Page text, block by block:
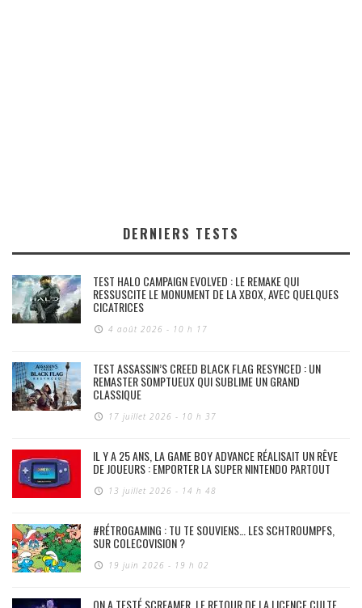
DERNIERS TESTS
TEST HALO CAMPAIGN EVOLVED : LE REMAKE QUI
RESSUSCITE LE MONUMENT DE LA XBOX, AVEC QUELQUES
CICATRICES
4 août 2026 - 10 h 17
TEST ASSASSIN’S CREED BLACK FLAG RESYNCED : UN
REMASTER SOMPTUEUX QUI SUBLIME UN GRAND
CLASSIQUE
17 juillet 2026 - 10 h 37
IL Y A 25 ANS, LA GAME BOY ADVANCE RÉALISAIT UN RÊVE
DE JOUEURS : EMPORTER LA SUPER NINTENDO PARTOUT
13 juillet 2026 - 14 h 48
#RÉTROGAMING : TU TE SOUVIENS… LES SCHTROUMPFS,
SUR COLECOVISION ?
19 juin 2026 - 19 h 02
ON A TESTÉ SCREAMER, LE RETOUR DE LA LICENCE CULTE